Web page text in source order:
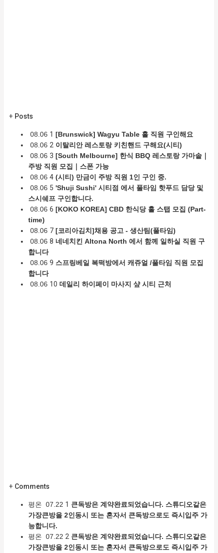
+ Posts
08.06 1 [Brunswick] Wagyu Table 홀 직원 구인해요
08.06 2 이탈리안 레스토랑 키친핸드 구해요(시티)
08.06 3 [South Melbourne] 한식 BBQ 레스토랑 가마솥｜
주방 직원 모집｜스폰 가능
08.06 4 (시티) 만금이 주방 직원 1인 구인 중.
08.06 5 'Shuji Sushi' 시티점 에서 풀타임 핫푸드 담당 및
스시쉐프 구인합니다.
08.06 6 [KOKO KOREA] CBD 한식당 홀 스탭 모집 (Part-
time)
08.06 7 [코리아김치]채용 공고 - 생산팀(풀타임)
08.06 8 네네치킨 Altona North 에서 함께 일하실 직원 구
합니다
08.06 9 스프링베일 복떡방에서 캐쥬얼 /풀타임 직원 모집
합니다
08.06 10 데일리 하이페이 마사지 샾 시티 근처
+ Comments
평온 07.22 1 큰독방은 계약완료되었습니다. 스튜디오같은
가장큰방을 2인동시 또는 혼자서 큰독방으로도 즉시입주 가
능합니다.
평온 07.22 2 큰독방은 계약완료되었습니다. 스튜디오같은
가장큰방을 2인동시 또는 혼자서 큰독방으로도 즉시입주 가